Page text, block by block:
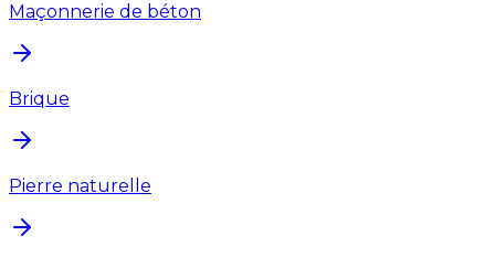
Maçonnerie de béton
Brique
Pierre naturelle